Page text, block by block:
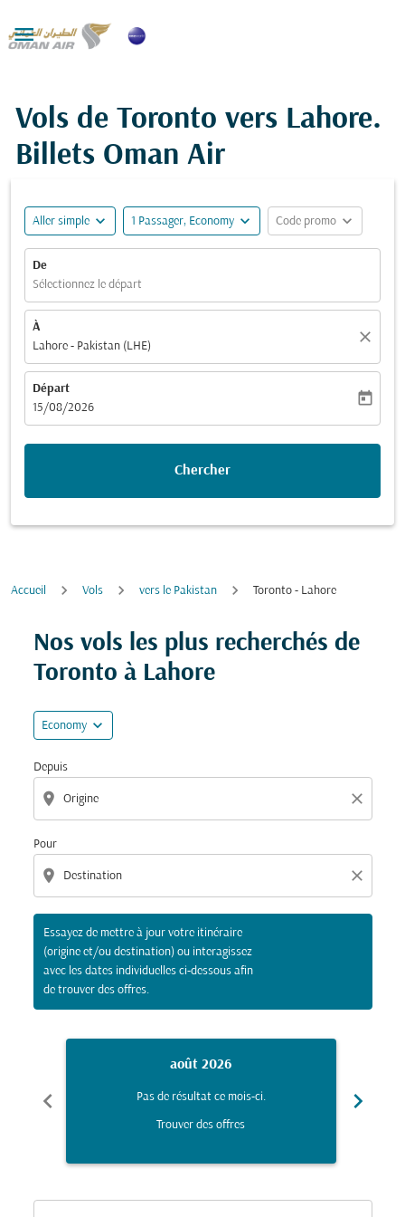

Vols de Toronto vers Lahore.
Billets Oman Air
Aller simple expand_more 1 Passager, Economy expand_more Code promo expand_more
De
Sélectionnez le départ
À
Lahore - Pakistan (LHE)
close
Départ
fc-booking-departure-date-aria-label
15/08/2026
today
Chercher
Accueil Vols vers le Pakistan Toronto - Lahore
Nos vols les plus recherchés de
Toronto à Lahore
Economy expand_more
Depuis
location_on close
Pour
location_on close
Essayez de mettre à jour votre itinéraire
(origine et/ou destination) ou interagissez
avec les dates individuelles ci-dessous afin
de trouver des offres.
Essayez de mettre à jour votre itinéraire (origine et/
chevron_left
août 2026
Pas de résultat ce mois-ci.
Trouver des offres
chevron_right